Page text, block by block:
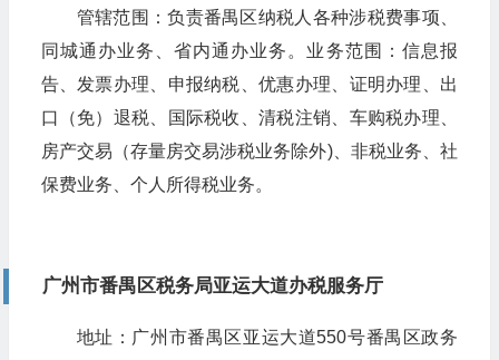
管辖范围：负责番禺区纳税人各种涉税费事项、
同城通办业务、省内通办业务。业务范围：信息报
告、发票办理、申报纳税、优惠办理、证明办理、出
口（免）退税、国际税收、清税注销、车购税办理、
房产交易（存量房交易涉税业务除外)、非税业务、社
保费业务、个人所得税业务。
广州市番禺区税务局亚运大道办税服务厅
地址：广州市番禺区亚运大道550号番禺区政务